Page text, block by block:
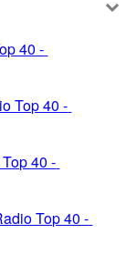
40 -
Top 40 -
40 -
Top 40 -